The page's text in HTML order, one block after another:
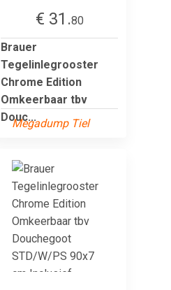
€ 31.80
Brauer
Tegelinlegrooster
Chrome Edition
Omkeerbaar tbv
Douc...
Megadump Tiel